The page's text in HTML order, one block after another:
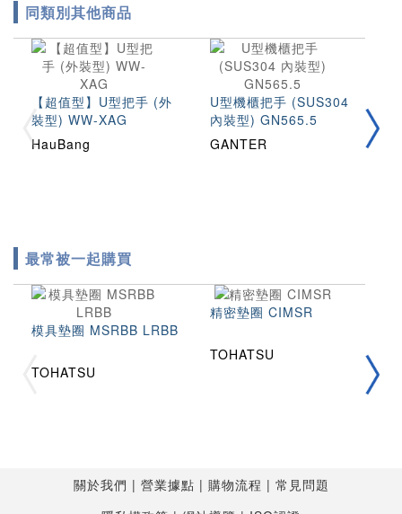
同類別其他商品
【超值型】U型把手 (外
裝型) WW-XAG
HauBang
U型機櫃把手 (SUS304
內裝型) GN565.5
GANTER
最常被一起購買
模具墊圈 MSRBB LRBB
TOHATSU
精密墊圈 CIMSR
TOHATSU
關於我們 營業據點 購物流程
常見問題